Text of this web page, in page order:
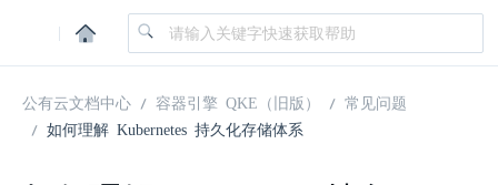
|
公有云文档中心 容器引擎 QKE（旧版）
常见问题
如何理解 Kubernetes 持久化存储体系